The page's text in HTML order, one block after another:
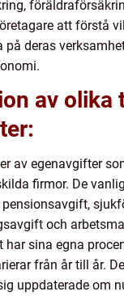
att förstå
deras
av olika
av egenavgifter
firmor. De
och
har sina egna
från år till år.
uppdaterade om